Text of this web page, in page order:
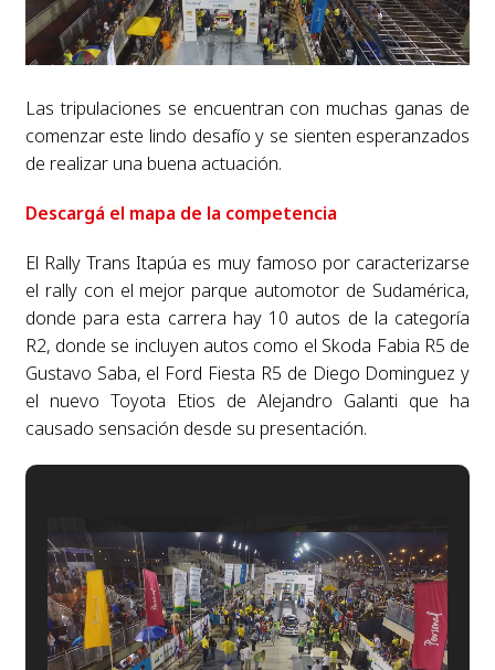
Las tripulaciones se encuentran con muchas ganas de
comenzar este lindo desafío y se sienten esperanzados
de realizar una buena actuación.
Descargá el mapa de la competencia
El Rally Trans Itapúa es muy famoso por caracterizarse
el rally con el mejor parque automotor de Sudamérica,
donde para esta carrera hay 10 autos de la categoría
R2, donde se incluyen autos como el Skoda Fabia R5 de
Gustavo Saba, el Ford Fiesta R5 de Diego Dominguez y
el nuevo Toyota Etios de Alejandro Galanti que ha
causado sensación desde su presentación.